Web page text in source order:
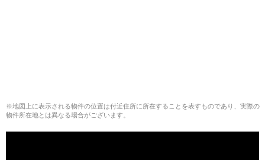
※地図上に表示される物件の位置は付近住所に所在することを表すものであり、実際の
物件所在地とは異なる場合がございます。